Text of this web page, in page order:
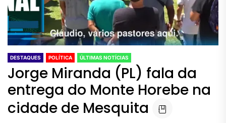
DESTAQUES POLÍTICA ÚLTIMAS NOTÍCIAS
Jorge Miranda (PL) fala da
entrega do Monte Horebe na
cidade de Mesquita